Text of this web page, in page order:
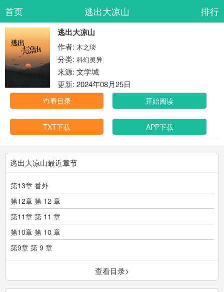
首页 逃出大凉山 排行
逃出大凉山
作者: 木之琰
分类: 科幻灵异
来源: 文学城
更新: 2024年08月25日
查看目录 开始阅读
TXT下载 APP下载
逃出大凉山最近章节
第13章 番外
第12章 第 12 章
第11章 第 11 章
第10章 第 10 章
第9章 第 9 章
查看目录>